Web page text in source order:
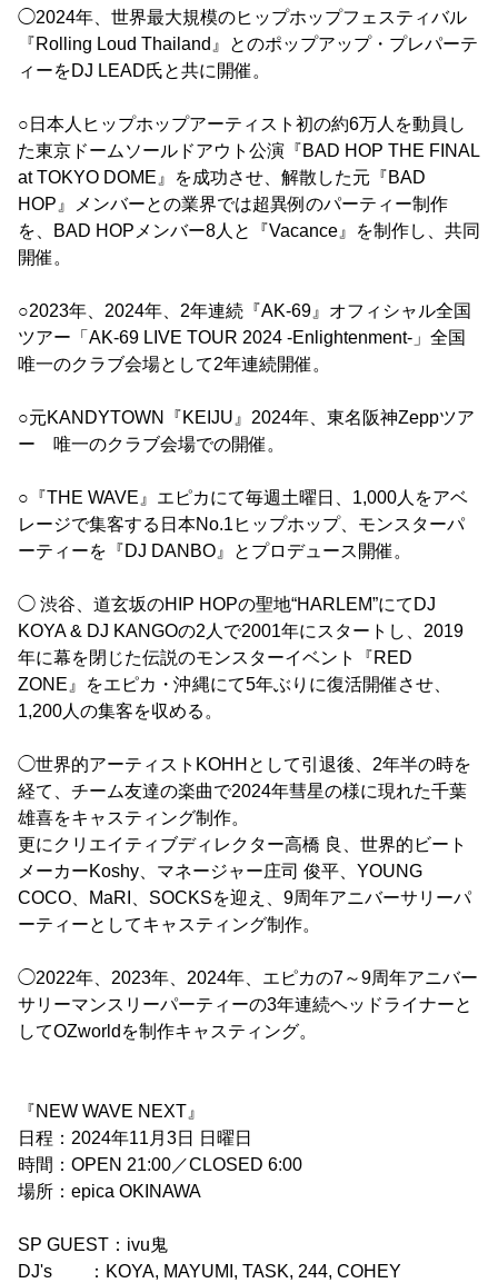
◯2024年、世界最大規模のヒップホップフェスティバル
『Rolling Loud Thailand』とのポップアップ・プレパーテ
ィーをDJ LEAD氏と共に開催。
○日本人ヒップホップアーティスト初の約6万人を動員し
た東京ドームソールドアウト公演『BAD HOP THE FINAL
at TOKYO DOME』を成功させ、解散した元『BAD
HOP』メンバーとの業界では超異例のパーティー制作
を、BAD HOPメンバー8人と『Vacance』を制作し、共同
開催。
○2023年、2024年、2年連続『AK-69』オフィシャル全国
ツアー「AK-69 LIVE TOUR 2024 -Enlightenment-」全国
唯一のクラブ会場として2年連続開催。
○元KANDYTOWN『KEIJU』2024年、東名阪神Zeppツア
ー 唯一のクラブ会場での開催。
○『THE WAVE』エピカにて毎週土曜日、1,000人をアベ
レージで集客する日本No.1ヒップホップ、モンスターパ
ーティーを『DJ DANBO』とプロデュース開催。
◯ 渋谷、道玄坂のHIP HOPの聖地“HARLEM”にてDJ
KOYA & DJ KANGOの2人で2001年にスタートし、2019
年に幕を閉じた伝説のモンスターイベント『RED
ZONE』をエピカ・沖縄にて5年ぶりに復活開催させ、
1,200人の集客を収める。
◯世界的アーティストKOHHとして引退後、2年半の時を
経て、チーム友達の楽曲で2024年彗星の様に現れた千葉
雄喜をキャスティング制作。
更にクリエイティブディレクター高橋 良、世界的ビート
メーカーKoshy、マネージャー庄司 俊平、YOUNG
COCO、MaRI、SOCKSを迎え、9周年アニバーサリーパ
ーティーとしてキャスティング制作。
◯2022年、2023年、2024年、エピカの7～9周年アニバー
サリーマンスリーパーティーの3年連続ヘッドライナーと
してOZworldを制作キャスティング。
『NEW WAVE NEXT』
日程：2024年11月3日 日曜日
時間：OPEN 21:00／CLOSED 6:00
場所：epica OKINAWA
SP GUEST：ivu鬼
DJ's ：KOYA, MAYUMI, TASK, 244, COHEY